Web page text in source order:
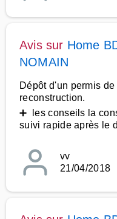
Avis sur Home
NOMAIN
Dépôt d'un permis
reconstruction.
➕ les conseils la
suivi rapide après le
vv
21/04/2018